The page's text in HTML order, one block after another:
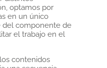
optamos por
en un único
del componente de
el trabajo en el
contenidos